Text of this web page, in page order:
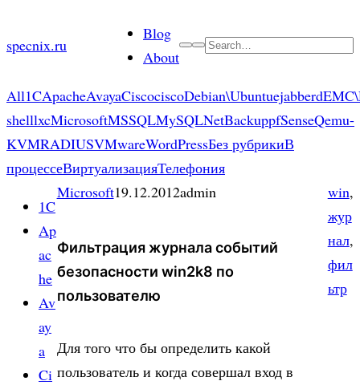
to
specnix.ru
Blog
About
Search
All1CApacheAvayaCiscociscoDebian\Ubuntuejabberd
shelllxcMicrosoftMSSQLMySQLNetBackuppfSenseQemu-
KVMRADIUSVMwareWordPressБез рубрикиВ
процессеВиртуализацияТелефония
1C
Ap
ac
he
Av
ay
a
Ci
Microsoft19.12.2012admin
Фильтрация журнала событий
безопасности win2k8 по
пользователю
Для того что бы определить какой
пользователь и когда совершал вход в
win
жур
нал
фил
ьтр